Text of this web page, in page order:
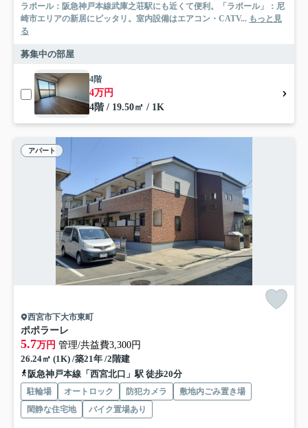
ラポール：阪急神戸本線武庫之荘駅にも近くて便利。「ラポール」：尼
崎市エリアの新居にピッタリ。室内設備はエアコン・CATV... もっと見
る
募集中の部屋
4階
4万円
4階 / 19.50㎡ / 1K
アパート
西宮市下大市東町
ポポラーレ
5.7万円 管理/共益費3,300円
26.24㎡ (1K) /築21年 /2階建
阪急神戸本線「西宮北口」駅 徒歩20分
駐輪場 オートロック 防犯カメラ
敷地内ごみ置き場
閑静な住宅地
バイク置場あり